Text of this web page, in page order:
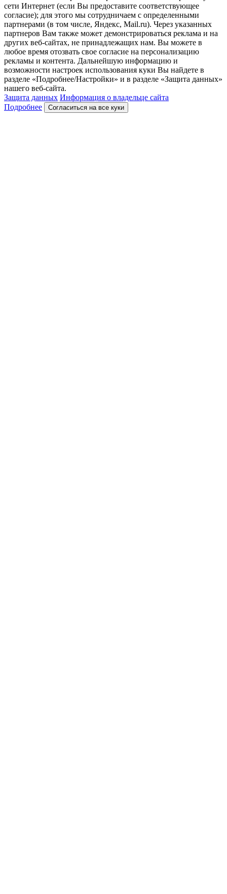
сети Интернет (если Вы предоставите соответствующее
согласие); для этого мы сотрудничаем с определенными
партнерами (в том числе, Яндекс, Mail.ru). Через указанных
партнеров Вам также может демонстрироваться реклама и на
других веб-сайтах, не принадлежащих нам. Вы можете в
любое время отозвать свое согласие на персонализацию
рекламы и контента. Дальнейшую информацию и
возможности настроек использования куки Вы найдете в
разделе «Подробнее/Настройки» и в разделе «Защита данных»
нашего веб-сайта.
Защита данных Информация о владельце сайта
Подробнее
Согласиться на все куки